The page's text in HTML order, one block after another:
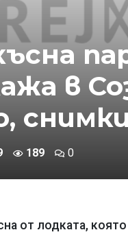
в
189 0
от лодката,